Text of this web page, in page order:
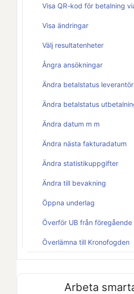
Visa QR-kod för betalning
Visa ändringar
Välj resultatenheter
Ångra ansökningar
Ändra betalstatus
Ändra betalstatus
Ändra datum m m
Ändra nästa fakturadatum
Ändra statistikuppgifter
Ändra till bevakning
Öppna underlag
Överför UB från föregående
Överlämna till Kronofogden
Arbeta